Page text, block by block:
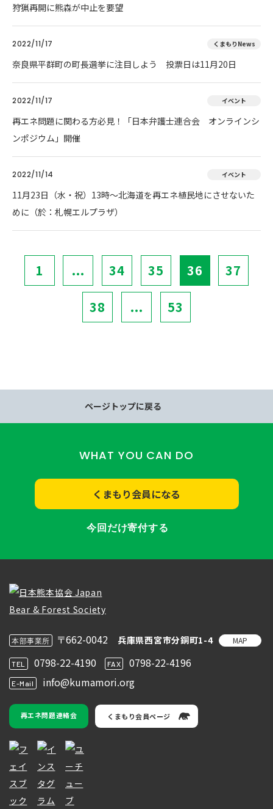
狩猟再開に熊森が中止を要望
2022/11/17 くまもりNews
奈良県平群町の町長選挙に注目しよう 投票日は11月20日
2022/11/17 イベント
再エネ問題に関わる方必見！「日本弁護士連合会 オンラインシ
ンポジウム」開催
2022/11/14 イベント
11月23日（水・祝）13時～北海道を再エネ植民地にさせないた
めに（於：札幌エルプラザ）
1 ... 34 35 36 37
38 ... 53
ページトップに戻る
WHAT YOU CAN DO
くまもり会員になる
今回だけ寄付する
本部事業所 〒662-0042 兵庫県西宮市分銅町1-4 MAP
TEL 0798-22-4190 FAX 0798-22-4196
E-Mail info@kumamori.org
再エネ問題連絡会 くまもり会員ページ